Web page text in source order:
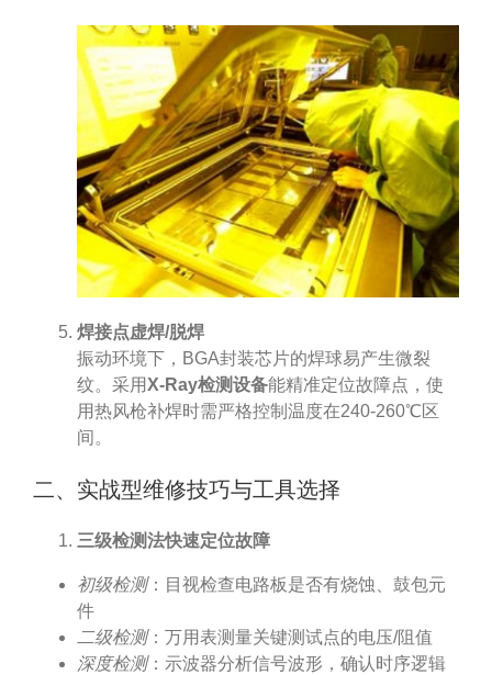
焊接点虚焊/脱焊
振动环境下，BGA封装芯片的焊球易产生微裂
纹。采用X-Ray检测设备能精准定位故障点，使
用热风枪补焊时需严格控制温度在240-260℃区
间。
二、实战型维修技巧与工具选择
三级检测法快速定位故障
初级检测：目视检查电路板是否有烧蚀、鼓包元
件
二级检测：万用表测量关键测试点的电压/阻值
深度检测：示波器分析信号波形，确认时序逻辑